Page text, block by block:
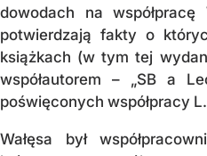
dowodach na
potwierdzają fakty o
książkach (w tym tej
współautorem – „SB a
poświęconych współpracy L.
Wałęsa był